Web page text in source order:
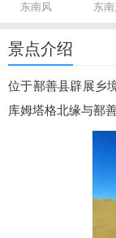
东南风 东
景点介绍
位于鄯善县辟展乡
库姆塔格北缘与鄯